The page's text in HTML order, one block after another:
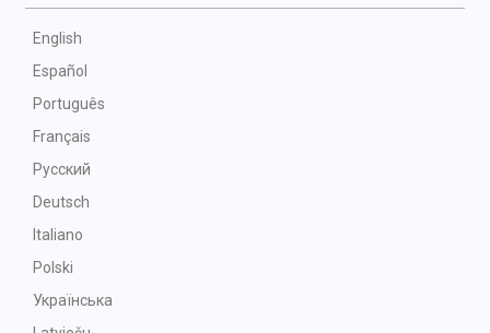
English
Español
Português
Français
Русский
Deutsch
Italiano
Polski
Українська